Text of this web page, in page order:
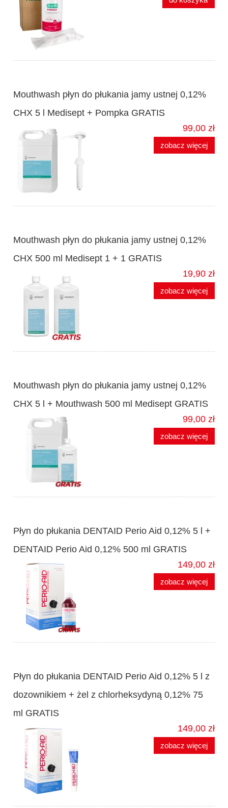
Mouthwash płyn do płukania jamy ustnej 0,12%
CHX 5 l Medisept + Pompka GRATIS
99,00 zł
zobacz więcej
Mouthwash płyn do płukania jamy ustnej 0,12%
CHX 500 ml Medisept 1 + 1 GRATIS
19,90 zł
zobacz więcej
Mouthwash płyn do płukania jamy ustnej 0,12%
CHX 5 l + Mouthwash 500 ml Medisept GRATIS
99,00 zł
zobacz więcej
Płyn do płukania DENTAID Perio Aid 0,12% 5 l +
DENTAID Perio Aid 0,12% 500 ml GRATIS
149,00 zł
zobacz więcej
Płyn do płukania DENTAID Perio Aid 0,12% 5 l z
dozownikiem + żel z chlorheksydyną 0,12% 75
ml GRATIS
149,00 zł
zobacz więcej